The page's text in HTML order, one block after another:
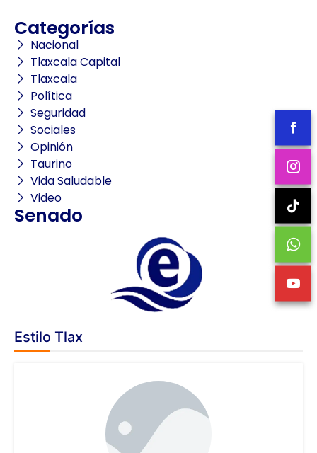
Categorías
Nacional
Tlaxcala Capital
Tlaxcala
Política
Seguridad
Sociales
Opinión
Taurino
Vida Saludable
Video
Senado
Estilo Tlax